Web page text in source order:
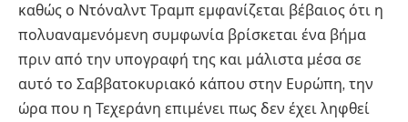
καθώς ο Ντόναλντ Τραμπ εμφανίζεται βέβαιος ότι η
πολυαναμενόμενη συμφωνία βρίσκεται ένα βήμα
πριν από την υπογραφή της και μάλιστα μέσα σε
αυτό το Σαββατοκυριακό κάπου στην Ευρώπη, την
ώρα που η Τεχεράνη επιμένει πως δεν έχει ληφθεί